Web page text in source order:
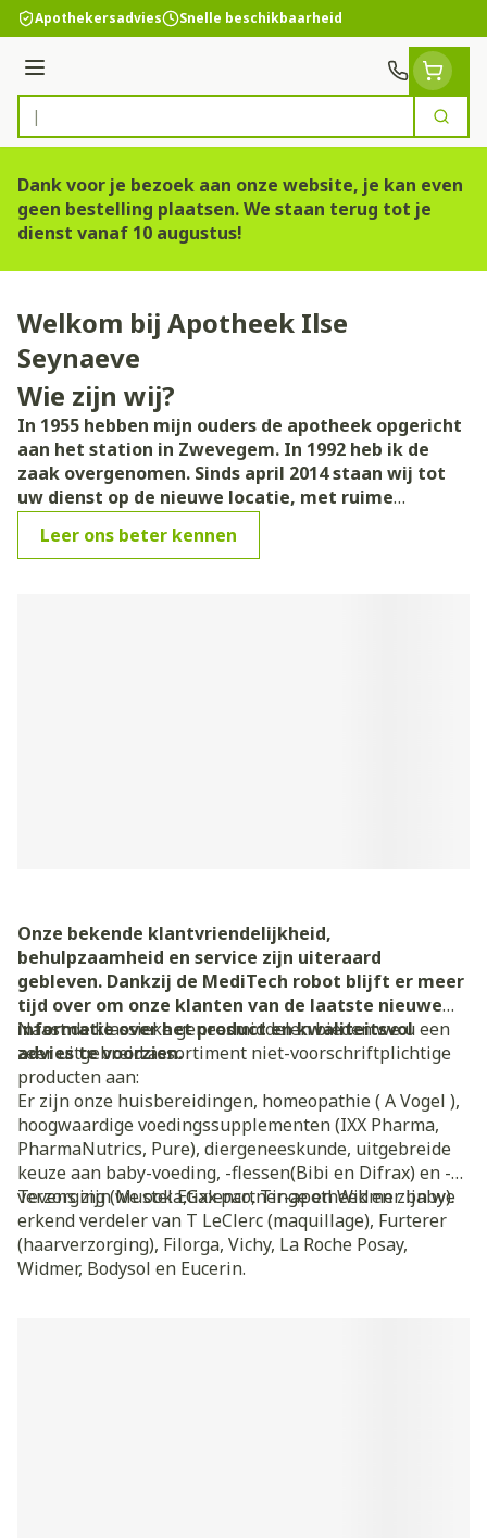
Ga naar de inhoud
Apothekersadvies Snelle beschikbaarheid
Menu
Product, merk, categorie...
Zoek
Dank voor je bezoek aan onze website, je kan even
geen bestelling plaatsen. We staan terug tot je
dienst vanaf 10 augustus!
Welkom bij Apotheek Ilse
Seynaeve
Wie zijn wij?
In 1955 hebben mijn ouders de apotheek opgericht
aan het station in Zwevegem. In 1992 heb ik de
zaak overgenomen. Sinds april 2014 staan wij tot
uw dienst op de nieuwe locatie, met ruime
parking, aan het rond punt op de Kappaert.
Leer ons beter kennen
Onze bekende klantvriendelijkheid,
behulpzaamheid en service zijn uiteraard
gebleven. Dankzij de MediTech robot blijft er meer
tijd over om onze klanten van de laatste nieuwe
informatie over het product en kwaliteitsvol
advies te voorzien.
Naast de klassieke geneesmiddelen bieden we u een
zeer uitgebreid assortiment niet-voorschriftplichtige
producten aan:
Er zijn onze huisbereidingen, homeopathie ( A Vogel ),
hoogwaardige voedingssupplementen (IXX Pharma,
PharmaNutrics, Pure), diergeneeskunde, uitgebreide
keuze aan baby-voeding, -flessen(Bibi en Difrax) en -
verzorging (Mustela,Galenco, Tinge en Widmer baby).
Tevens zijn we ook Etixx partner-apotheek en zijn we
erkend verdeler van T LeClerc (maquillage), Furterer
(haarverzorging), Filorga, Vichy, La Roche Posay,
Widmer, Bodysol en Eucerin.